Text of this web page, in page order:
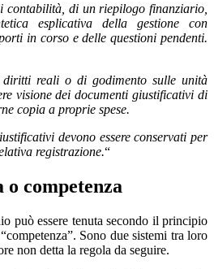
contabilità, di un riepilogo finanziario,
esplicativa della gestione con
in corso e delle questioni pendenti.
reali o di godimento sulle unità
visione dei documenti giustificativi di
copia a proprie spese.
devono essere conservati per
registrazione.“
competenza
può essere tenuta secondo il principio
Sono due sistemi tra loro
non detta la regola da seguire.